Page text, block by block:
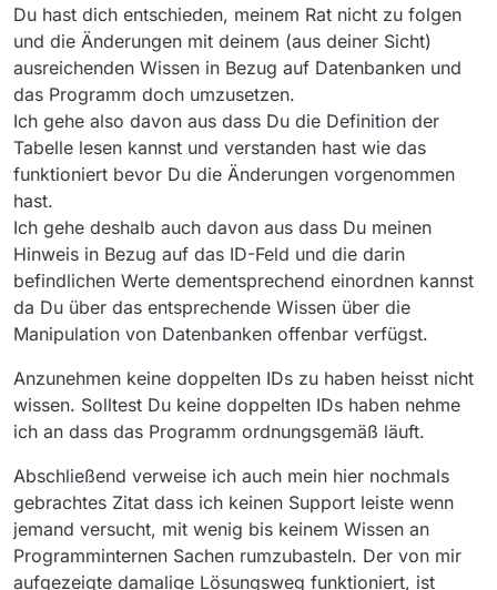
kann um dein Ergebnis zu erzielen kann ich
nicht beurteilen da ich das Programm nicht
nutze.
Gegebenenfalls gibt es hier einen Nutzer der
es regelmäßig nutzt und dir helfen könnte, ich
jedoch bleibe bei meinen oben geschriebenen
Ratschlägen. Alles andere ist mit deinem
Wissen über Datenbanken fahrlässig.
Du hast dich entschieden, meinem Rat nicht zu folgen
und die Änderungen mit deinem (aus deiner Sicht)
ausreichenden Wissen in Bezug auf Datenbanken und
das Programm doch umzusetzen.
Ich gehe also davon aus dass Du die Definition der
Tabelle lesen kannst und verstanden hast wie das
funktioniert bevor Du die Änderungen vorgenommen
hast.
Ich gehe deshalb auch davon aus dass Du meinen
Hinweis in Bezug auf das ID-Feld und die darin
befindlichen Werte dementsprechend einordnen kannst
da Du über das entsprechende Wissen über die
Manipulation von Datenbanken offenbar verfügst.
Anzunehmen keine doppelten IDs zu haben heisst nicht
wissen. Solltest Du keine doppelten IDs haben nehme
ich an dass das Programm ordnungsgemäß läuft.
Abschließend verweise ich auch mein hier nochmals
gebrachtes Zitat dass ich keinen Support leiste wenn
jemand versucht, mit wenig bis keinem Wissen an
Programminternen Sachen rumzubasteln. Der von mir
aufgezeigte damalige Lösungsweg funktioniert, ist